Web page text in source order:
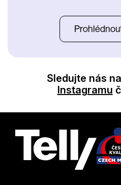
Sledujte nás na
Instagramu